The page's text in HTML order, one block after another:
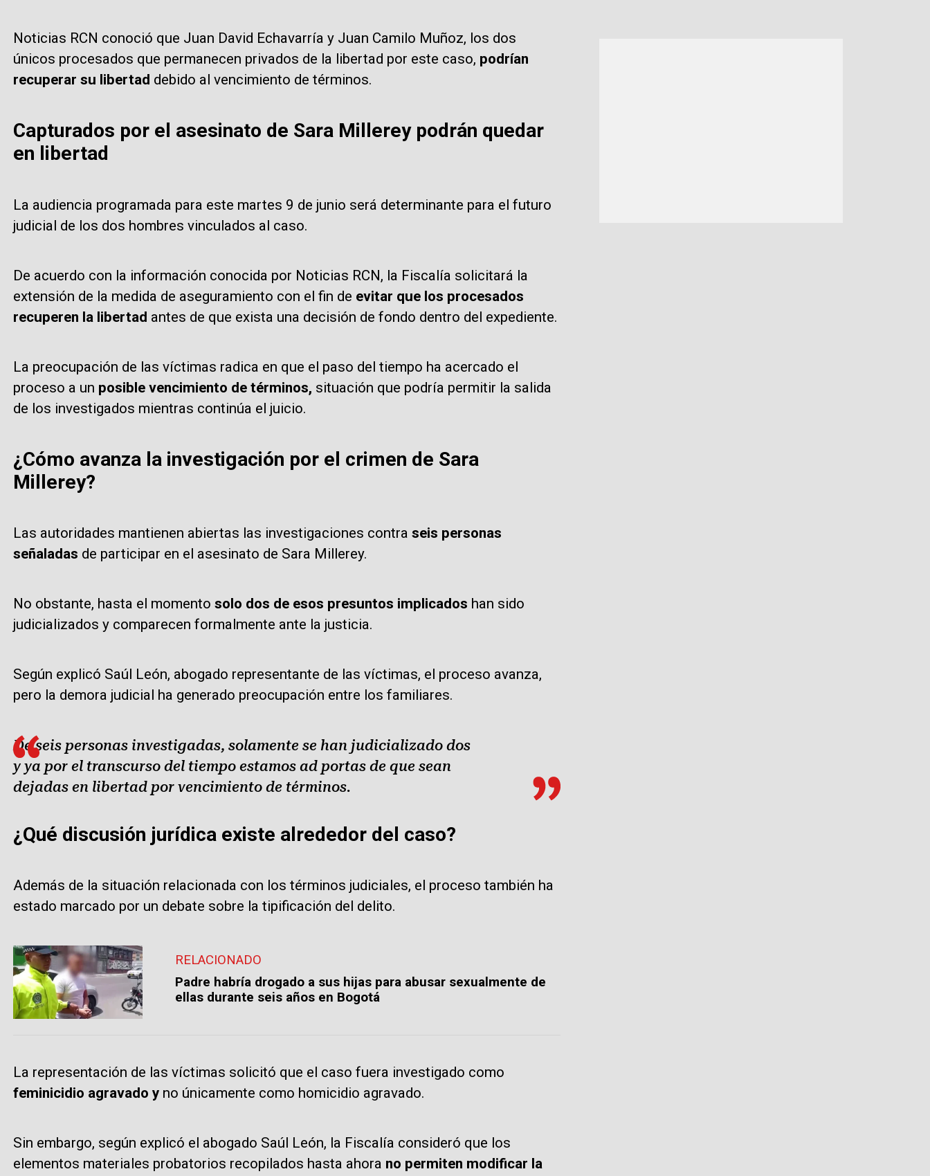
Noticias RCN conoció que Juan David Echavarría y Juan Camilo Muñoz, los dos
únicos procesados que permanecen privados de la libertad por este caso, podrían
recuperar su libertad debido al vencimiento de términos.
Capturados por el asesinato de Sara Millerey podrán quedar
en libertad
La audiencia programada para este martes 9 de junio será determinante para el futuro
judicial de los dos hombres vinculados al caso.
De acuerdo con la información conocida por Noticias RCN, la Fiscalía solicitará la
extensión de la medida de aseguramiento con el fin de evitar que los procesados
recuperen la libertad antes de que exista una decisión de fondo dentro del expediente.
La preocupación de las víctimas radica en que el paso del tiempo ha acercado el
proceso a un posible vencimiento de términos, situación que podría permitir la salida
de los investigados mientras continúa el juicio.
¿Cómo avanza la investigación por el crimen de Sara
Millerey?
Las autoridades mantienen abiertas las investigaciones contra seis personas
señaladas de participar en el asesinato de Sara Millerey.
No obstante, hasta el momento solo dos de esos presuntos implicados han sido
judicializados y comparecen formalmente ante la justicia.
Según explicó Saúl León, abogado representante de las víctimas, el proceso avanza,
pero la demora judicial ha generado preocupación entre los familiares.
De seis personas investigadas, solamente se han judicializado dos
y ya por el transcurso del tiempo estamos ad portas de que sean
dejadas en libertad por vencimiento de términos.
¿Qué discusión jurídica existe alrededor del caso?
Además de la situación relacionada con los términos judiciales, el proceso también ha
estado marcado por un debate sobre la tipificación del delito.
RELACIONADO
Padre habría drogado a sus hijas para abusar sexualmente de
ellas durante seis años en Bogotá
La representación de las víctimas solicitó que el caso fuera investigado como
feminicidio agravado yno únicamente como homicidio agravado.
Sin embargo, según explicó el abogado Saúl León, la Fiscalía consideró que los
elementos materiales probatorios recopilados hasta ahora no permiten modificar la